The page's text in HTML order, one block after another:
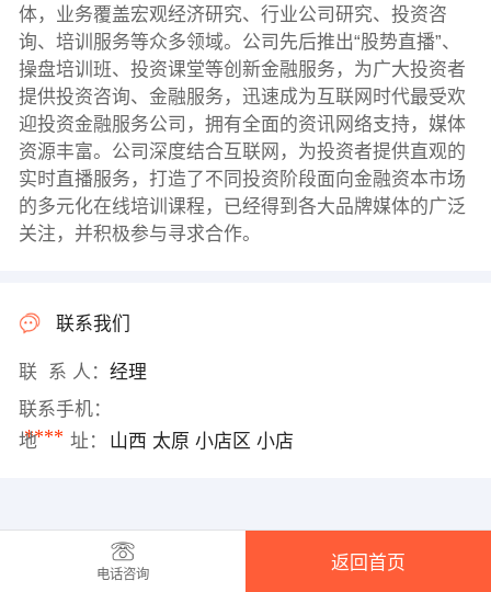
体，业务覆盖宏观经济研究、行业公司研究、投资咨
询、培训服务等众多领域。公司先后推出“股势直播”、
操盘培训班、投资课堂等创新金融服务，为广大投资者
提供投资咨询、金融服务，迅速成为互联网时代最受欢
迎投资金融服务公司，拥有全面的资讯网络支持，媒体
资源丰富。公司深度结合互联网，为投资者提供直观的
实时直播服务，打造了不同投资阶段面向金融资本市场
的多元化在线培训课程，已经得到各大品牌媒体的广泛
关注，并积极参与寻求合作。
联系我们
联 系 人： 经理
联系手机：
****
地 址： 山西 太原 小店区 小店
电话咨询
返回首页